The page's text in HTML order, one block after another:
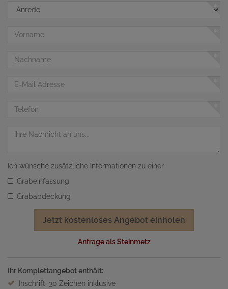
Anrede
Vorname
Nachname
Telefon
Nachricht
Ich wünsche zusätzliche Informationen zu einer
Grabeinfassung
Grababdeckung
Jetzt kostenloses Angebot einholen
Anfrage als Steinmetz
Ihr Komplettangebot enthält:
Inschrift: 30 Zeichen inklusive